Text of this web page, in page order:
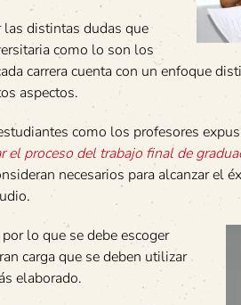
las distintas dudas que
como lo son los
carrera cuenta con un enfoque
aspectos.
como los profesores
el proceso del trabajo final de
necesarios para alcanzar el
lo que se debe escoger
carga que se deben utilizar
elaborado.